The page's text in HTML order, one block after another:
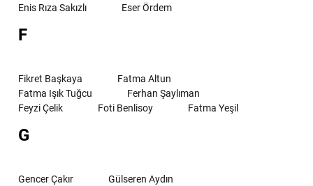
Enis Rıza Sakızlı Eser Ördem
F
Fikret Başkaya
Fatma Altun
Fatma Işık Tuğcu
Ferhan Şaylıman
Feyzi Çelik
Foti Benlisoy Fatma Yeşil
G
Gencer Çakır
Gülseren Aydın